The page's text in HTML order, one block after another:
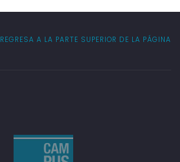
REGRESA A LA PARTE SUPERIOR DE LA PÁGINA